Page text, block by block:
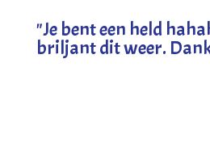
"Je bent een held
briljant dit weer.